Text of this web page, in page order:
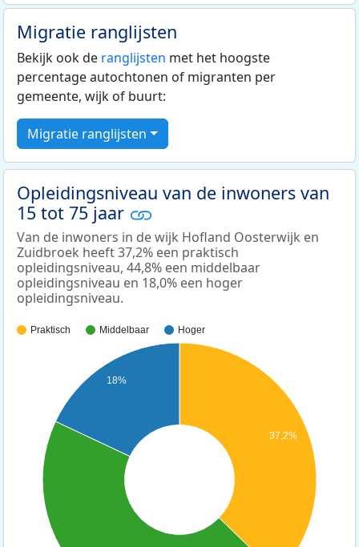
Migratie ranglijsten
Bekijk ook de ranglijsten met het hoogste
percentage autochtonen of migranten per
gemeente, wijk of buurt:
Migratie ranglijsten
Opleidingsniveau van de inwoners van
15 tot 75 jaar
Van de inwoners in de wijk Hofland Oosterwijk en
Zuidbroek heeft 37,2% een praktisch
opleidingsniveau, 44,8% een middelbaar
opleidingsniveau en 18,0% een hoger
opleidingsniveau.
Praktisch Middelbaar Hoger
37,2%
18%